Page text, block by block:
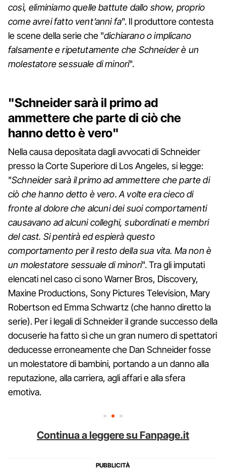
così, eliminiamo quelle battute dallo show, proprio
come avrei fatto vent’anni fa". Il produttore contesta
le scene della serie che "dichiarano o implicano
falsamente e ripetutamente che Schneider è un
molestatore sessuale di minori".
"Schneider sarà il primo ad
ammettere che parte di ciò che
hanno detto è vero"
Nella causa depositata dagli avvocati di Schneider
presso la Corte Superiore di Los Angeles, si legge:
"Schneider sarà il primo ad ammettere che parte di
ciò che hanno detto è vero. A volte era cieco di
fronte al dolore che alcuni dei suoi comportamenti
causavano ad alcuni colleghi, subordinati e membri
del cast. Si pentirà ed espierà questo
comportamento per il resto della sua vita. Ma non è
un molestatore sessuale di minori". Tra gli imputati
elencati nel caso ci sono Warner Bros, Discovery,
Maxine Productions, Sony Pictures Television, Mary
Robertson ed Emma Schwartz (che hanno diretto la
serie). Per i legali di Schneider il grande successo della
docuserie ha fatto sì che un gran numero di spettatori
deducesse erroneamente che Dan Schneider fosse
un molestatore di bambini, portando a un danno alla
reputazione, alla carriera, agli affari e alla sfera
emotiva.
Continua a leggere su Fanpage.it